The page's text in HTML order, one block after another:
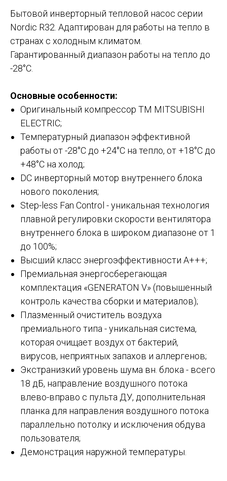
Бытовой инверторный тепловой насос серии
Nordic R32. Адаптирован для работы на тепло в
странах с холодным климатом.
Гарантированный диапазон работы на тепло до
-28°С.
Основные особенности:
Оригинальный компрессор ТМ MITSUBISHI
ELECTRIC;
Температурный диапазон эффективной
работы от -28°C до +24°C на тепло, от +18°C до
+48°C на холод;
DC инверторный мотор внутреннего блока
нового поколения;
Step-less Fan Control - уникальная технология
плавной регулировки скорости вентилятора
внутреннего блока в широком диапазоне от 1
до 100%;
Высший класс энергоэффективности А+++;
Премиальная энергосберегающая
комплектация «GENERATON V» (повышенный
контроль качества сборки и материалов);
Плазменный очиститель воздуха
премиального типа - уникальная система,
которая очищает воздух от бактерий,
вирусов, неприятных запахов и аллергенов;
Экстранизкий уровень шума вн. блока - всего
18 дБ, направление воздушного потока
влево-вправо с пульта ДУ, дополнительная
планка для направления воздушного потока
параллельно потолку и исключения обдува
пользователя;
Демонстрация наружной температуры.